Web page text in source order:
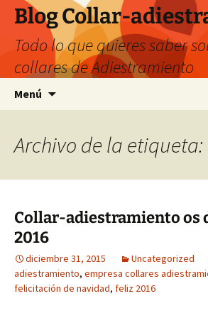
Saltar
contenido
Blog Collar-
Todo lo que quieres saber
collares de Adiestramiento
Menú
Archivo de la etiqueta:
Collar-adiestramiento os
2016
diciembre 31, 2015 Uncategorized
adiestramiento, empresa collares
felicitación de navidad, feliz 2016